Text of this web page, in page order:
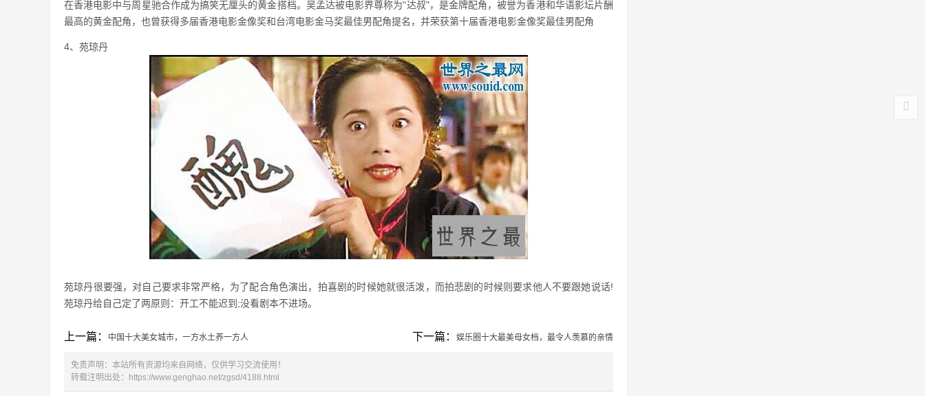
在香港电影中与周星驰合作成为搞笑无厘头的黄金搭档。吴孟达被电影界尊称为"达叔"，是金牌配角，被誉为香港和华语影坛片酬
最高的黄金配角，也曾获得多届香港电影金像奖和台湾电影金马奖最佳男配角提名，并荣获第十届香港电影金像奖最佳男配角
4、苑琼丹
苑琼丹很要强，对自己要求非常严格，为了配合角色演出，拍喜剧的时候她就很活泼，而拍悲剧的时候则要求他人不要跟她说话!
苑琼丹给自己定了两原则：开工不能迟到;没看剧本不进场。
上一篇： 中国十大美女城市，一方水土养一方人 下一篇： 娱乐圈十大最美母女档，最令人羡慕的亲情
免责声明：本站所有资源均来自网络，仅供学习交流使用！
转载注明出处：
https://www.genghao.net/zgsd/4188.html